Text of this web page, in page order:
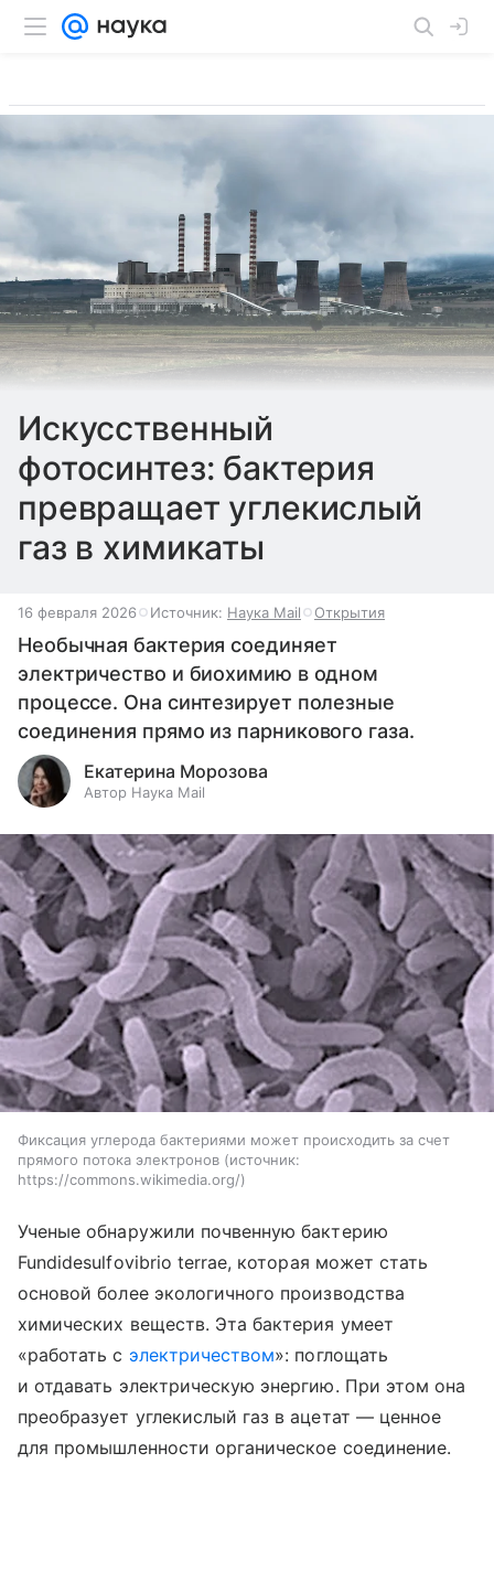
Искусственный
фотосинтез: бактерия
превращает углекислый
газ в химикаты
16 февраля 2026 Источник: Наука Mail Открытия
Необычная бактерия соединяет
электричество и биохимию в одном
процессе. Она синтезирует полезные
соединения прямо из парникового газа.
Екатерина Морозова
Автор Наука Mail
Фиксация углерода бактериями может происходить за счет
прямого потока электронов
источник:
https://commons.wikimedia.org/
Ученые обнаружили почвенную бактерию
Fundidesulfovibrio terrae, которая может стать
основой более экологичного производства
химических веществ. Эта бактерия умеет
«работать с электричеством»: поглощать
и отдавать электрическую энергию. При этом она
преобразует углекислый газ в ацетат — ценное
для промышленности органическое соединение.